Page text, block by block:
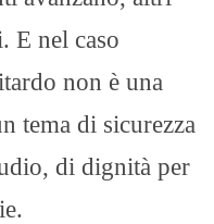
E nel caso
non è una
tema di sicurezza
di dignità per